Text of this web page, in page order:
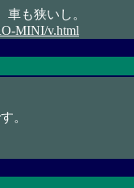
も狭いし。
MINI/v.html
。